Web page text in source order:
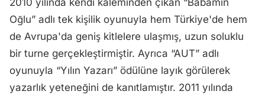
2010 yılında kendi kaleminden çıkan “Babamın
Oğlu” adlı tek kişilik oyunuyla hem Türkiye'de hem
de Avrupa'da geniş kitlelere ulaşmış, uzun soluklu
bir turne gerçekleştirmiştir. Ayrıca “AUT” adlı
oyunuyla “Yılın Yazarı” ödülüne layık görülerek
yazarlık yeteneğini de kanıtlamıştır. 2011 yılında